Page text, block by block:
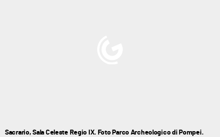
Sacrario, Sala Celeste Regio IX. Foto Parco Archeologico di Pompei.